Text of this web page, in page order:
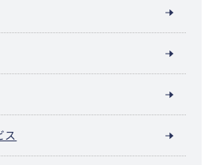
ス